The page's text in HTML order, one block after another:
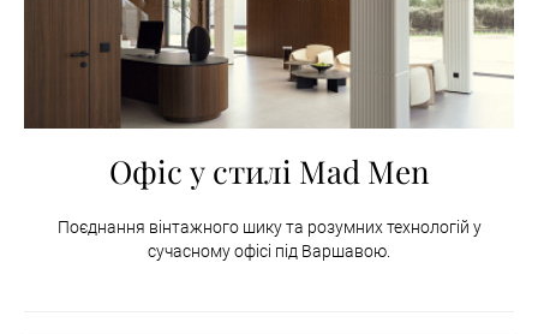
Офіс у стилі Mad Men
Поєднання вінтажного шику та розумних технологій у
сучасному офісі під Варшавою.